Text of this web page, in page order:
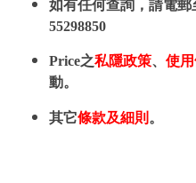
如有任何查詢，請電郵
55298850
Price之私隱政策、 使
動。
其它條款及細則 。